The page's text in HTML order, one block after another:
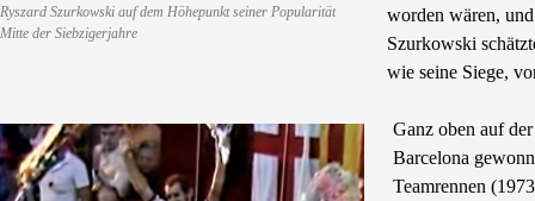
Ryszard Szurkowski auf dem Höhepunkt seiner Popularität
Mitte der Siebzigerjahre
worden wären,
Szurkowski
wie seine Siege,
Ganz oben auf
Barcelona
Teamrennen